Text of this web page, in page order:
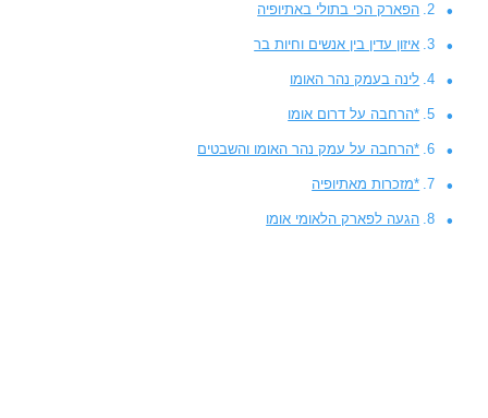
הפארק הכי בתולי באתיופיה
איזון עדין בין אנשים וחיות בר
לינה בעמק נהר האומו
*הרחבה על דרום אומו
*הרחבה על עמק נהר האומו והשבטים
*מזכרות מאתיופיה
הגעה לפארק הלאומי אומו